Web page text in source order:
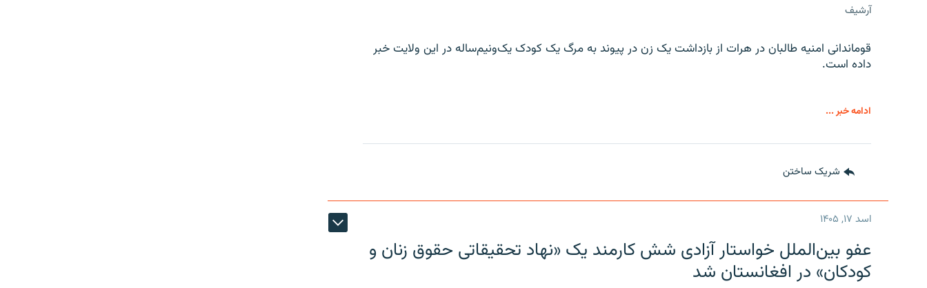
آرشیف
قوماندانی امنیه طالبان در هرات از بازداشت یک زن در پیوند به مرگ یک کودک یک‌ونیم‌ساله در این ولایت خبر
داده است.
ادامه خبر ...
شریک ساختن
اسد ۱۷, ۱۴۰۵
عفو بین‌الملل خواستار آزادی شش کارمند یک «نهاد تحقیقاتی حقوق زنان و
کودکان» در افغانستان شد